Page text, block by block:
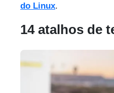
do Linux.
14 atalhos de